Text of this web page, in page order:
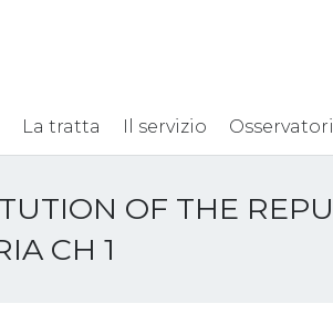
La tratta Il servizio
OF THE
CH 1